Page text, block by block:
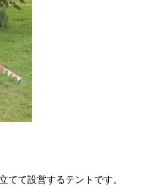
て設営するテントです。